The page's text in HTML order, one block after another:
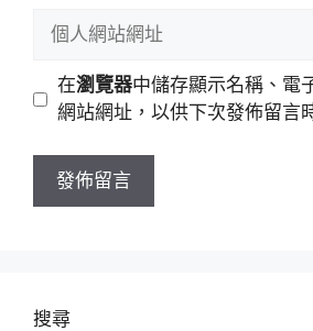
址
站
址
在瀏覽器中儲存顯示名稱、電
網站網址，以供下次發佈留言
搜尋